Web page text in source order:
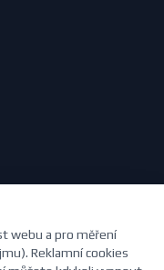
webu a pro měření
Reklamní cookies